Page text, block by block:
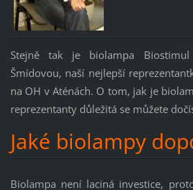
Stejně tak je biolampa
Šmídovou, naší nejlepší
na OH v Aténách. O tom, jak je
reprezentanty důležitá se můžete
Jaké biolampy
Biolampa není laciná investice,